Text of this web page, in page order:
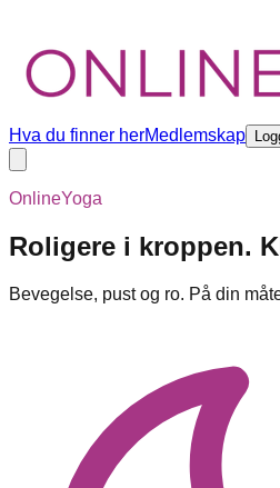
Hva du finner herMedlemskap
OnlineYoga
Roligere i kroppen.
Bevegelse, pust og ro. På din